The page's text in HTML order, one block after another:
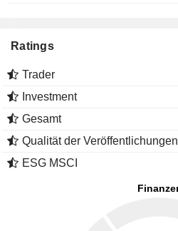
Ratings
Trader
Investment
Gesamt
Qualität der Veröffentlichungen
ESG MSCI